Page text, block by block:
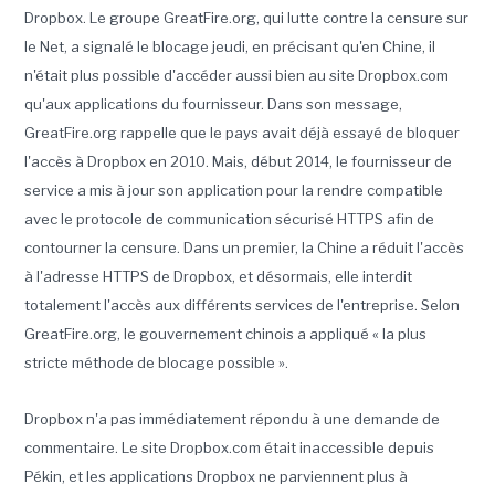
Dropbox. Le groupe GreatFire.org, qui lutte contre la censure sur
le Net, a signalé le blocage jeudi, en précisant qu'en Chine, il
n'était plus possible d'accéder aussi bien au site Dropbox.com
qu'aux applications du fournisseur. Dans son message,
GreatFire.org rappelle que le pays avait déjà essayé de bloquer
l'accès à Dropbox en 2010. Mais, début 2014, le fournisseur de
service a mis à jour son application pour la rendre compatible
avec le protocole de communication sécurisé HTTPS afin de
contourner la censure. Dans un premier, la Chine a réduit l'accès
à l'adresse HTTPS de Dropbox, et désormais, elle interdit
totalement l'accès aux différents services de l'entreprise. Selon
GreatFire.org, le gouvernement chinois a appliqué « la plus
stricte méthode de blocage possible ».
Dropbox n'a pas immédiatement répondu à une demande de
commentaire. Le site Dropbox.com était inaccessible depuis
Pékin, et les applications Dropbox ne parviennent plus à